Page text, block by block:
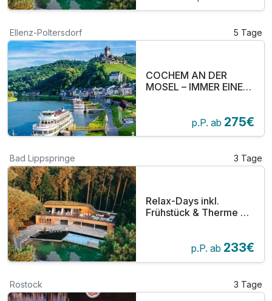
Ellenz-Poltersdorf 5 Tage
COCHEM AN DER
MOSEL – IMMER EINEN
p.P. ab 275€
Bad Lippspringe 3 Tage
Relax-Days inkl.
Frühstück & Therme 3
p.P. ab 233€
Rostock 3 Tage